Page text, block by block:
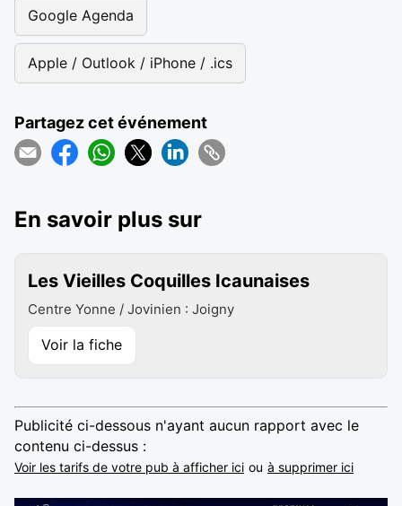
Google Agenda
Apple / Outlook / iPhone / .ics
Partagez cet événement
En savoir plus sur
Les Vieilles Coquilles Icaunaises
Centre Yonne / Jovinien : Joigny
Voir la fiche
Publicité ci-dessous n'ayant aucun rapport avec le
contenu ci-dessus :
Voir les tarifs de votre pub à afficher ici ou à supprimer ici